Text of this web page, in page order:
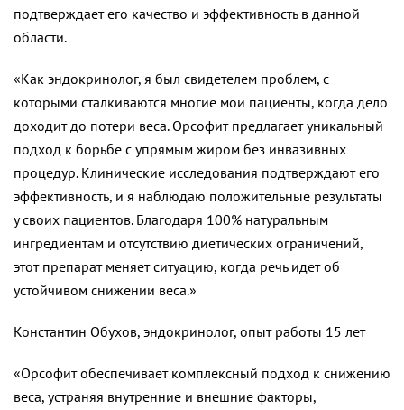
подтверждает его качество и эффективность в данной
области.
«Как эндокринолог, я был свидетелем проблем, с
которыми сталкиваются многие мои пациенты, когда дело
доходит до потери веса. Орсофит предлагает уникальный
подход к борьбе с упрямым жиром без инвазивных
процедур. Клинические исследования подтверждают его
эффективность, и я наблюдаю положительные результаты
у своих пациентов. Благодаря 100% натуральным
ингредиентам и отсутствию диетических ограничений,
этот препарат меняет ситуацию, когда речь идет об
устойчивом снижении веса.»
Константин Обухов, эндокринолог, опыт работы 15 лет
«Орсофит обеспечивает комплексный подход к снижению
веса, устраняя внутренние и внешние факторы,